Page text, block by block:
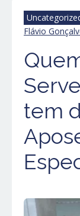
Flávio
tem